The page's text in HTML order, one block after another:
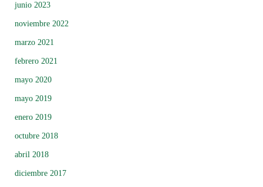
junio 2023
noviembre 2022
marzo 2021
febrero 2021
mayo 2020
mayo 2019
enero 2019
octubre 2018
abril 2018
diciembre 2017